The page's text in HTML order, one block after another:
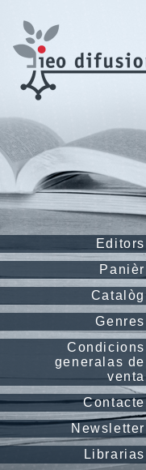
Editors
Panièr
Catalòg
Genres
Condicions
generalas de
venta
Contacte
Newsletter
Librarias